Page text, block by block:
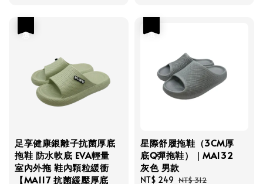
足享健康銀離子抗菌厚底
拖鞋 防水軟底 EVA輕量
室內外拖 鞋內顆粒緩衝
【MA117 抗菌緩壓厚底
星際舒履拖鞋（3CM厚
底Q彈拖鞋）｜MA132
灰色 男款
Sale
NT$ 249 Regular
NT$ 312